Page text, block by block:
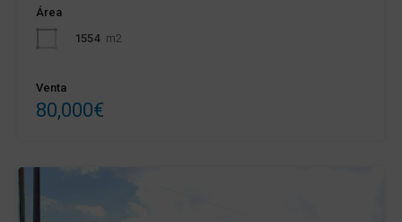
Área
1554 m2
Venta
80,000€